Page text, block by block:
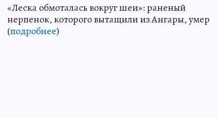
«Леска обмоталась вокруг шеи»: раненый
нерпенок, которого вытащили из Ангары, умер
(подробнее)